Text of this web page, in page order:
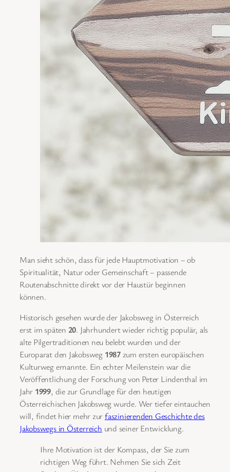
Man sieht schön, dass für jede Hauptmotivation – ob
Spiritualität, Natur oder Gemeinschaft – passende
Routenabschnitte direkt vor der Haustür beginnen
können.
Historisch gesehen wurde der Jakobsweg in Österreich
erst im späten 20. Jahrhundert wieder richtig populär, als
alte Pilgertraditionen neu belebt wurden und der
Europarat den Jakobsweg 1987zum ersten europäischen
Kulturweg ernannte. Ein echter Meilenstein war die
Veröffentlichung der Forschung von Peter Lindenthal im
Jahr 1999, die zur Grundlage für den heutigen
Österreichischen Jakobsweg wurde. Wer tiefer eintauchen
will, findet hier mehr zurfaszinierenden Geschichte des
Jakobswegs in Österreich und seiner Entwicklung.
Ihre Motivation ist der Kompass, der Sie zum
richtigen Weg führt. Nehmen Sie sich Zeit